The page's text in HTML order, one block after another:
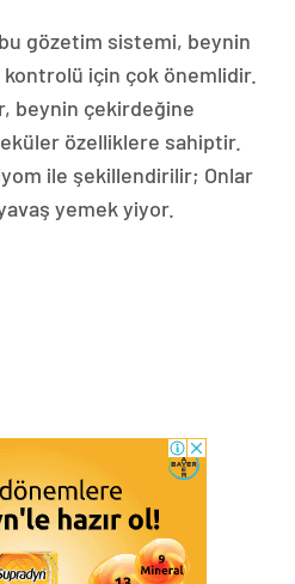
bu gözetim sistemi, beynin
kontrolü için çok önemlidir.
beynin çekirdeğine
özelliklere sahiptir.
ile şekillendirilir; Onlar
yemek yiyor.